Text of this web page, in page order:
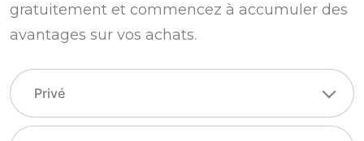
gratuitement et commencez à accumuler des
avantages sur vos achats.